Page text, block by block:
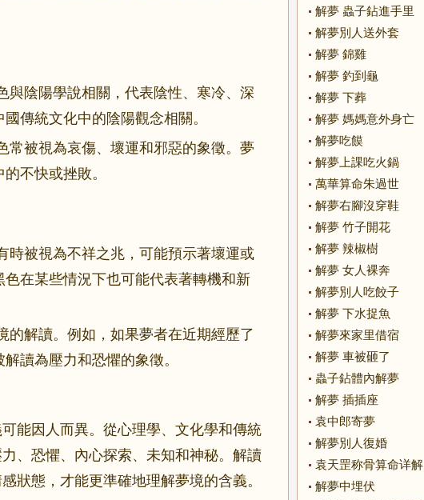
與陰陽學說相關，代表陰性、寒冷、深
傳統文化中的陰陽觀念相關。
常被視為哀傷、壞運和邪惡的象徵。夢
不快或挫敗。
時被視為不祥之兆，可能預示著壞運或
在某些情況下也可能代表著轉機和新
解讀。例如，如果夢者在近期經歷了
讀為壓力和恐懼的象徵。
能因人而異。從心理學、文化學和傳統
、恐懼、內心探索、未知和神秘。解讀
狀態，才能更準確地理解夢境的含義。
解夢 蟲子鉆進手里
解夢別人送外套
解夢 錦雞
解夢 釣到龜
解夢 下葬
解夢 媽媽意外身亡
解夢吃饃
解夢上課吃火鍋
萬華算命朱過世
解夢右腳沒穿鞋
解夢 竹子開花
解夢 辣椒樹
解夢 女人裸奔
解夢別人吃餃子
解夢 下水捉魚
解夢來家里借宿
解夢 車被砸了
蟲子鉆體內解夢
解夢 插插座
袁中郎寄夢
解夢別人復婚
袁天罡称骨算命详解
解夢中埋伏